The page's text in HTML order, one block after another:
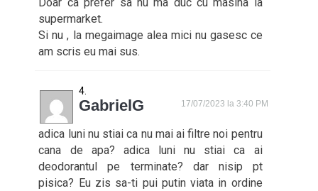
supermarket.
Si nu , la megaimage alea mici nu gasesc ce
am scris eu mai sus.
GabrielG 17/07/2023 la 3:40 PM
adica luni nu stiai ca nu mai ai filtre noi pentru
cana de apa? adica luni nu stiai ca ai
deodorantul pe terminate? dar nisip pt
pisica? Eu zis sa-ti pui putin viata in ordine